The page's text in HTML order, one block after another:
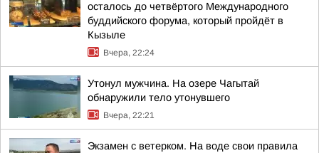
осталось до четвёртого Международного
буддийского форума, который пройдёт в
Кызыле
Вчера, 22:24
Утонул мужчина. На озере Чагытай
обнаружили тело утонувшего
Вчера, 22:21
Экзамен с ветерком. На воде свои правила